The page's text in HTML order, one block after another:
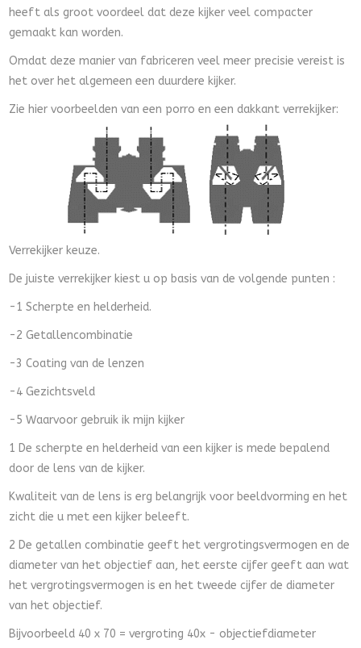
heeft als groot voordeel dat deze kijker veel compacter
gemaakt kan worden.
Omdat deze manier van fabriceren veel meer precisie vereist is
het over het algemeen een duurdere kijker.
Zie hier voorbeelden van een porro en een dakkant verrekijker:
Verrekijker keuze.
De juiste verrekijker kiest u op basis van de volgende punten :
-1 Scherpte en helderheid.
-2 Getallencombinatie
-3 Coating van de lenzen
-4 Gezichtsveld
-5 Waarvoor gebruik ik mijn kijker
1 De scherpte en helderheid van een kijker is mede bepalend
door de lens van de kijker.
Kwaliteit van de lens is erg belangrijk voor beeldvorming en het
zicht die u met een kijker beleeft.
2 De getallen combinatie geeft het vergrotingsvermogen en de
diameter van het objectief aan, het eerste cijfer geeft aan wat
het vergrotingsvermogen is en het tweede cijfer de diameter
van het objectief.
Bijvoorbeeld 40 x 70 = vergroting 40x - objectiefdiameter